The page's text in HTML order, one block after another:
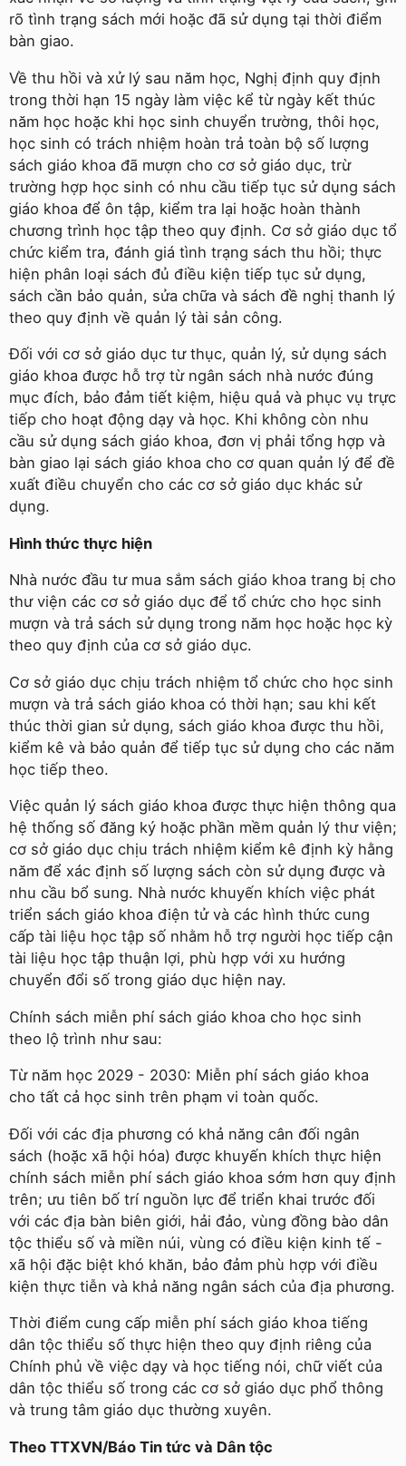
rõ tình trạng sách mới hoặc đã sử dụng tại thời điểm
bàn giao.
Về thu hồi và xử lý sau năm học, Nghị định quy định
trong thời hạn 15 ngày làm việc kể từ ngày kết thúc
năm học hoặc khi học sinh chuyển trường, thôi học,
học sinh có trách nhiệm hoàn trả toàn bộ số lượng
sách giáo khoa đã mượn cho cơ sở giáo dục, trừ
trường hợp học sinh có nhu cầu tiếp tục sử dụng sách
giáo khoa để ôn tập, kiểm tra lại hoặc hoàn thành
chương trình học tập theo quy định. Cơ sở giáo dục tổ
chức kiểm tra, đánh giá tình trạng sách thu hồi; thực
hiện phân loại sách đủ điều kiện tiếp tục sử dụng,
sách cần bảo quản, sửa chữa và sách đề nghị thanh lý
theo quy định về quản lý tài sản công.
Đối với cơ sở giáo dục tư thục, quản lý, sử dụng sách
giáo khoa được hỗ trợ từ ngân sách nhà nước đúng
mục đích, bảo đảm tiết kiệm, hiệu quả và phục vụ trực
tiếp cho hoạt động dạy và học. Khi không còn nhu
cầu sử dụng sách giáo khoa, đơn vị phải tổng hợp và
bàn giao lại sách giáo khoa cho cơ quan quản lý để đề
xuất điều chuyển cho các cơ sở giáo dục khác sử
dụng.
Hình thức thực hiện
Nhà nước đầu tư mua sắm sách giáo khoa trang bị cho
thư viện các cơ sở giáo dục để tổ chức cho học sinh
mượn và trả sách sử dụng trong năm học hoặc học kỳ
theo quy định của cơ sở giáo dục.
Cơ sở giáo dục chịu trách nhiệm tổ chức cho học sinh
mượn và trả sách giáo khoa có thời hạn; sau khi kết
thúc thời gian sử dụng, sách giáo khoa được thu hồi,
kiểm kê và bảo quản để tiếp tục sử dụng cho các năm
học tiếp theo.
Việc quản lý sách giáo khoa được thực hiện thông qua
hệ thống số đăng ký hoặc phần mềm quản lý thư viện;
cơ sở giáo dục chịu trách nhiệm kiểm kê định kỳ hằng
năm để xác định số lượng sách còn sử dụng được và
nhu cầu bổ sung. Nhà nước khuyến khích việc phát
triển sách giáo khoa điện tử và các hình thức cung
cấp tài liệu học tập số nhằm hỗ trợ người học tiếp cận
tài liệu học tập thuận lợi, phù hợp với xu hướng
chuyển đổi số trong giáo dục hiện nay.
Chính sách miễn phí sách giáo khoa cho học sinh
theo lộ trình như sau:
Từ năm học 2029 - 2030: Miễn phí sách giáo khoa
cho tất cả học sinh trên phạm vi toàn quốc.
Đối với các địa phương có khả năng cân đối ngân
sách (hoặc xã hội hóa) được khuyến khích thực hiện
chính sách miễn phí sách giáo khoa sớm hơn quy định
trên; ưu tiên bố trí nguồn lực để triển khai trước đối
với các địa bàn biên giới, hải đảo, vùng đồng bào dân
tộc thiểu số và miền núi, vùng có điều kiện kinh tế -
xã hội đặc biệt khó khăn, bảo đảm phù hợp với điều
kiện thực tiễn và khả năng ngân sách của địa phương.
Thời điểm cung cấp miễn phí sách giáo khoa tiếng
dân tộc thiểu số thực hiện theo quy định riêng của
Chính phủ về việc dạy và học tiếng nói, chữ viết của
dân tộc thiểu số trong các cơ sở giáo dục phổ thông
và trung tâm giáo dục thường xuyên.
Theo TTXVN/Báo Tin tức và Dân tộc